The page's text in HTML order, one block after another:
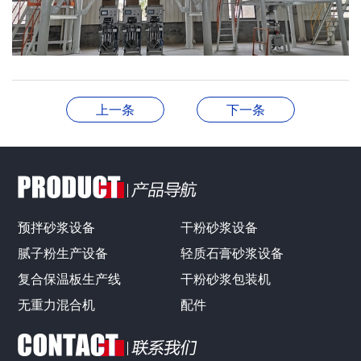
上一条 下一条
预拌砂浆设备
干粉砂浆设备
腻子粉生产设备
轻质石膏砂浆设备
复合保温板生产线
干粉砂浆包装机
无重力混合机
配件